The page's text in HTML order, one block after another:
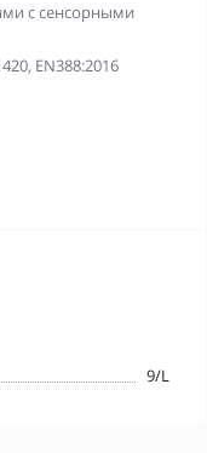
с сенсорными
EN388:2016
9/L